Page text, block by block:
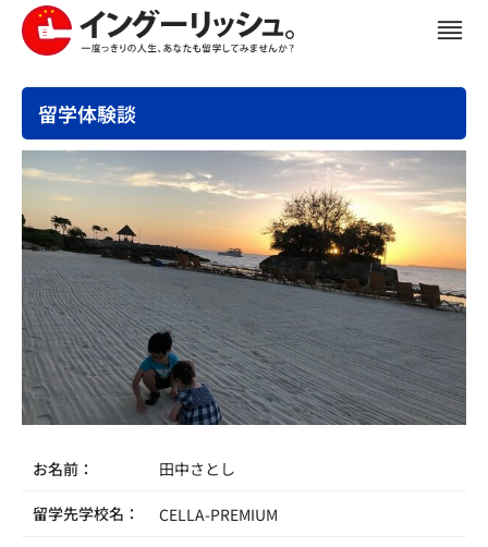
留学体験談
お名前： 田中さとし
留学先学校名： CELLA-PREMIUM